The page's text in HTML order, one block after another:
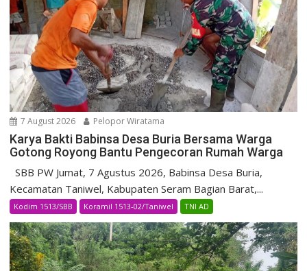
7 August 2026 Pelopor Wiratama
Karya Bakti Babinsa Desa Buria Bersama Warga
Gotong Royong Bantu Pengecoran Rumah Warga
SBB PW Jumat, 7 Agustus 2026, Babinsa Desa Buria,
Kecamatan Taniwel, Kabupaten Seram Bagian Barat,...
Kodim 1513/SBB Koramil 1513-02/Taniwel TNI AD